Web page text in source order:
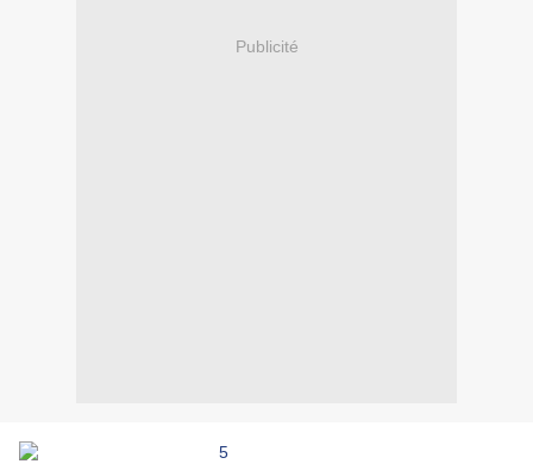
Publicité